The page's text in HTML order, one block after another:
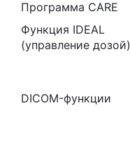
Программа CARE
Функция IDEAL
(управление дозой)
DICOM-функции